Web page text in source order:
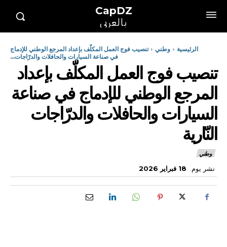
CapDZ
بالعربي
الرئيسية وطني
تنصيب فوج العمل المكلّف بإعداد المرجع الوطني للإدماج
في صناعة السيارات والحافلات والدرّاجات...
تنصيب فوج العمل المكلّف بإعداد
المرجع الوطني للإدماج في صناعة
السيارات والحافلات والدرّاجات
النّارية
وطني
نشر يوم 18 فبراير 2026